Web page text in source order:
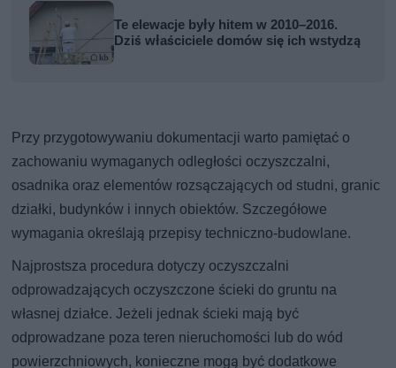
Te elewacje były hitem w 2010–2016.
Dziś właściciele domów się ich wstydzą
Przy przygotowywaniu dokumentacji warto pamiętać o
zachowaniu wymaganych odległości oczyszczalni,
osadnika oraz elementów rozsączających od studni, granic
działki, budynków i innych obiektów. Szczegółowe
wymagania określają przepisy techniczno-budowlane.
Najprostsza procedura dotyczy oczyszczalni
odprowadzających oczyszczone ścieki do gruntu na
własnej działce. Jeżeli jednak ścieki mają być
odprowadzane poza teren nieruchomości lub do wód
powierzchniowych, konieczne mogą być dodatkowe